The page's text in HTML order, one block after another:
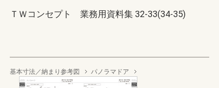
ＴＷコンセプト 業務用資料集 32-33(34-35)
基本寸法／納まり参考図 パノラマドア